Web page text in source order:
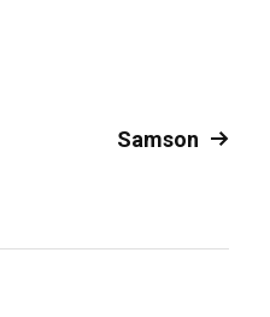
Samson